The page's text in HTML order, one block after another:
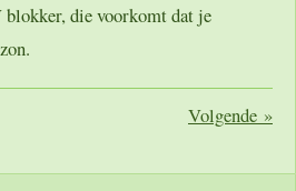
die voorkomt dat je
Volgende »